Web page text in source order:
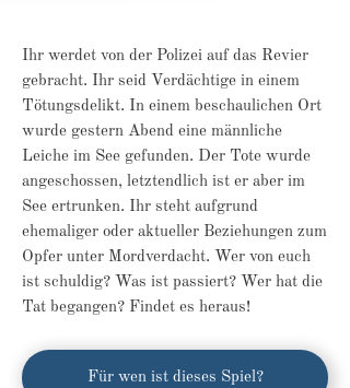
Ihr werdet von der Polizei auf das Revier
gebracht. Ihr seid Verdächtige in einem
Tötungsdelikt. In einem beschaulichen Ort
wurde gestern Abend eine männliche
Leiche im See gefunden. Der Tote wurde
angeschossen, letztendlich ist er aber im
See ertrunken. Ihr steht aufgrund
ehemaliger oder aktueller Beziehungen zum
Opfer unter Mordverdacht. Wer von euch
ist schuldig? Was ist passiert? Wer hat die
Tat begangen? Findet es heraus!
Für wen ist dieses Spiel?